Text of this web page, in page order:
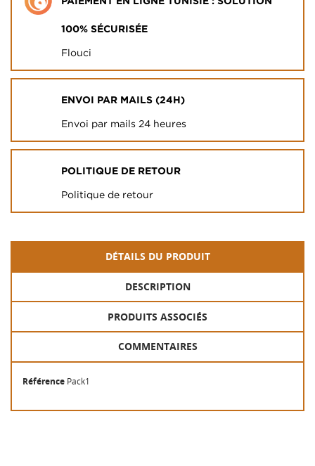
100% SÉCURISÉE
Flouci
ENVOI PAR MAILS (24H)
Envoi par mails 24 heures
POLITIQUE DE RETOUR
Politique de retour
DÉTAILS DU PRODUIT
DESCRIPTION
PRODUITS ASSOCIÉS
COMMENTAIRES
Référence Pack1